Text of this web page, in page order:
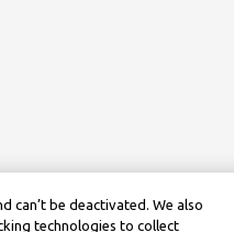
can’t be deactivated. We also
technologies to collect